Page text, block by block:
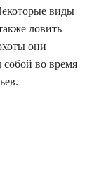
виды
ловить
они
собой во время